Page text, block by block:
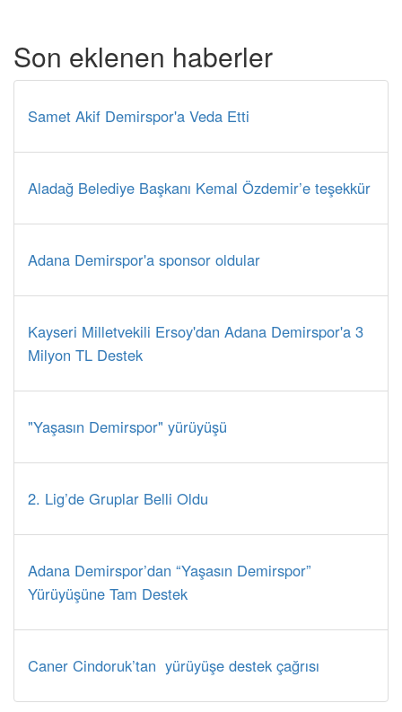
Son eklenen haberler
Samet Akif Demirspor'a Veda Etti
Aladağ Belediye Başkanı Kemal Özdemir’e teşekkür
Adana Demirspor'a sponsor oldular
Kayseri Milletvekili Ersoy'dan Adana Demirspor'a 3
Milyon TL Destek
"Yaşasın Demirspor" yürüyüşü
2. Lig’de Gruplar Belli Oldu
Adana Demirspor’dan “Yaşasın Demirspor”
Yürüyüşüne Tam Destek
Caner Cindoruk’tan yürüyüşe destek çağrısı